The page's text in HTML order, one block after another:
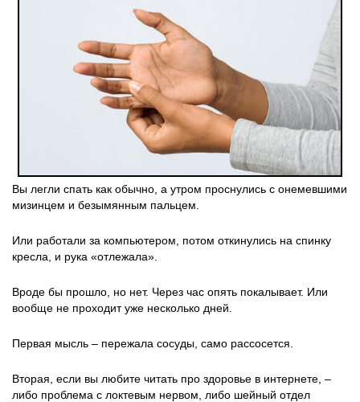
Вы легли спать как обычно, а утром проснулись с онемевшими
мизинцем и безымянным пальцем.
Или работали за компьютером, потом откинулись на спинку
кресла, и рука «отлежала».
Вроде бы прошло, но нет. Через час опять покалывает. Или
вообще не проходит уже несколько дней.
Первая мысль – пережала сосуды, само рассосется.
Вторая, если вы любите читать про здоровье в интернете, –
либо проблема с локтевым нервом, либо шейный отдел